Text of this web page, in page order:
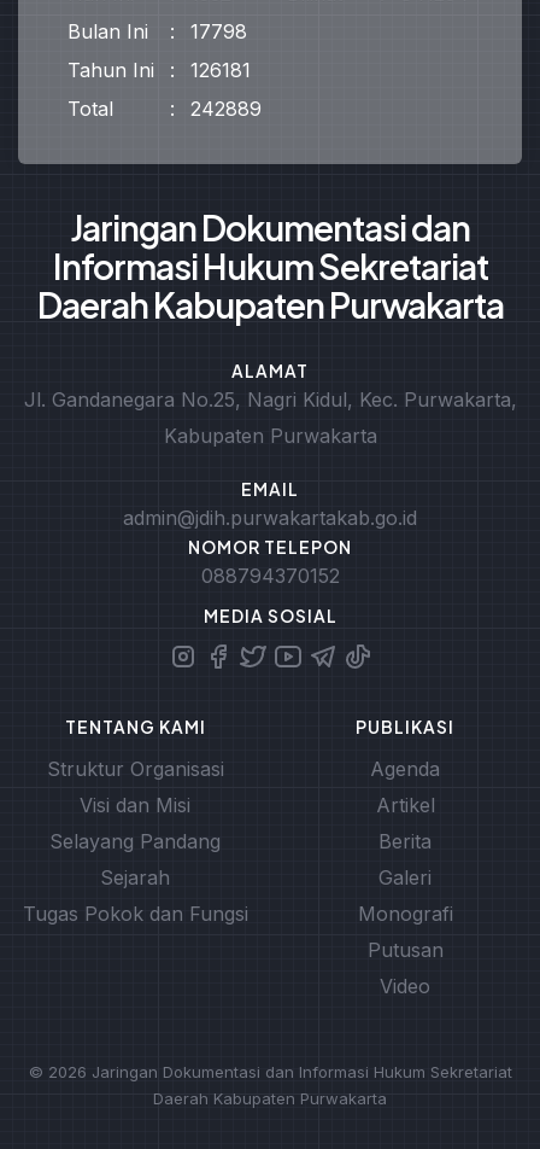
Bulan Ini
:
17798
Tahun Ini
:
126181
Total
: 242889
Jaringan Dokumentasi dan
Informasi Hukum Sekretariat
Daerah Kabupaten Purwakarta
ALAMAT
Jl. Gandanegara No.25, Nagri Kidul, Kec. Purwakarta,
Kabupaten Purwakarta
EMAIL
admin@jdih.purwakartakab.go.id
NOMOR TELEPON
088794370152
MEDIA SOSIAL
TENTANG KAMI
Struktur Organisasi
Visi dan Misi
Selayang Pandang
Sejarah
Tugas Pokok dan Fungsi
PUBLIKASI
Agenda
Artikel
Berita
Galeri
Monografi
Putusan
Video
© 2026 Jaringan Dokumentasi dan Informasi Hukum Sekretariat
Daerah Kabupaten Purwakarta